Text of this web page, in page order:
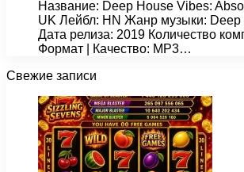
Название: Deep House Vibes:
UK Лейбл: HN Жанр музыки: Deep
Дата релиза: 2019 Количество
Формат | Качество: MP3…
Свежие записи